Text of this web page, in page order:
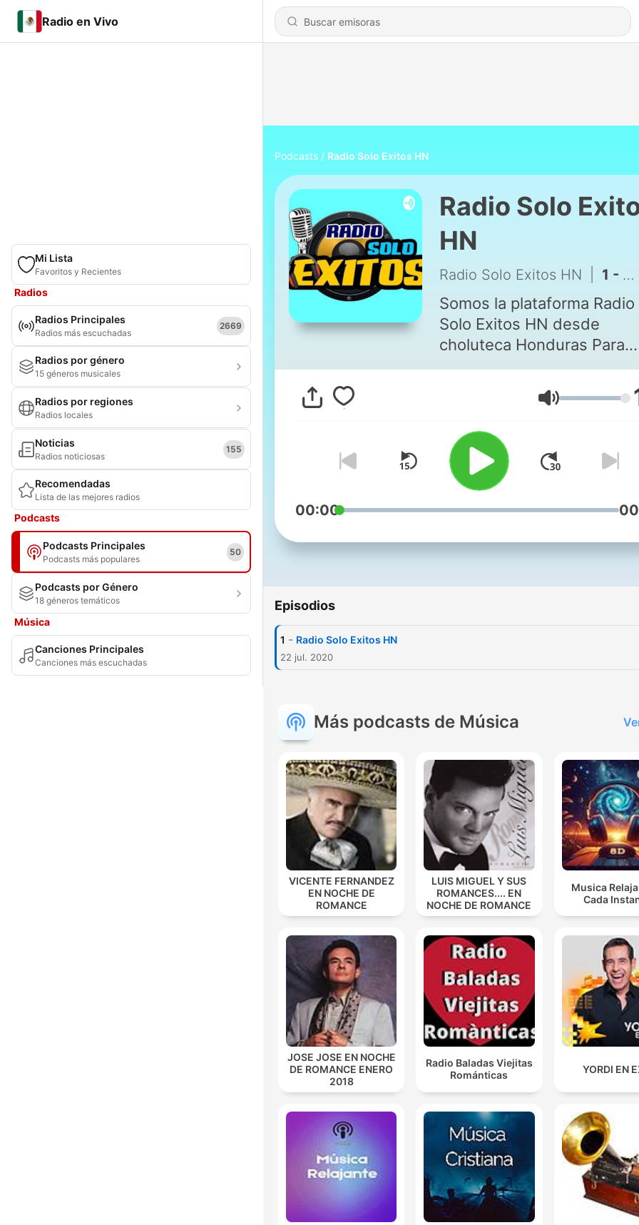
Radio en Vivo
Mi Lista
Favoritos y Recientes
Radios
Radios Principales
Radios más escuchadas
2669
Radios por género
15 géneros musicales
Radios por regiones
Radios locales
Noticias
Radios noticiosas
155
Recomendadas
Lista de las mejores radios
Podcasts
Podcasts Principales
Podcasts más populares
50
Podcasts por Género
18 géneros temáticos
Música
Canciones Principales
Canciones más escuchadas
Podcasts Radio Solo Exitos HN
Radio Solo
HN
Radio Solo Exitos HN 1 - Radio Solo Exitos HN
Somos la plataforma Radio
Solo Exitos HN desde
choluteca Honduras Para
mundo
Volumen
00:00
Episodios
1 - Radio Solo Exitos HN
22 jul. 2020
Más podcasts de Música
VICENTE FERNANDEZ
EN NOCHE DE
ROMANCE
LUIS MIGUEL Y SUS
ROMANCES.... EN
NOCHE DE ROMANCE
Musica
Cada
JOSE JOSE EN NOCHE
DE ROMANCE ENERO
2018
Radio Baladas Viejitas
Románticas
YORDI EN